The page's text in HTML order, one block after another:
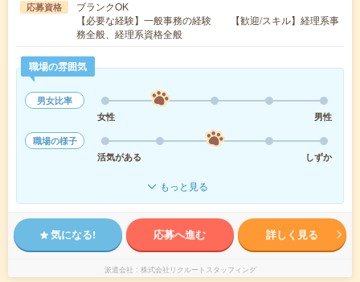
応募資格
ブランクOK
【必要な経験】一般事務の経験 【歓迎/スキル】経理系事
務全般、経理系資格全般
職場の雰囲気
男女比率
女性
男性
職場の様子
活気がある
しずか
もっと見る
気になる! 応募へ進む 詳しく見る
派遣会社 株式会社リクルートスタッフィング